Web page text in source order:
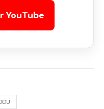
YouTube